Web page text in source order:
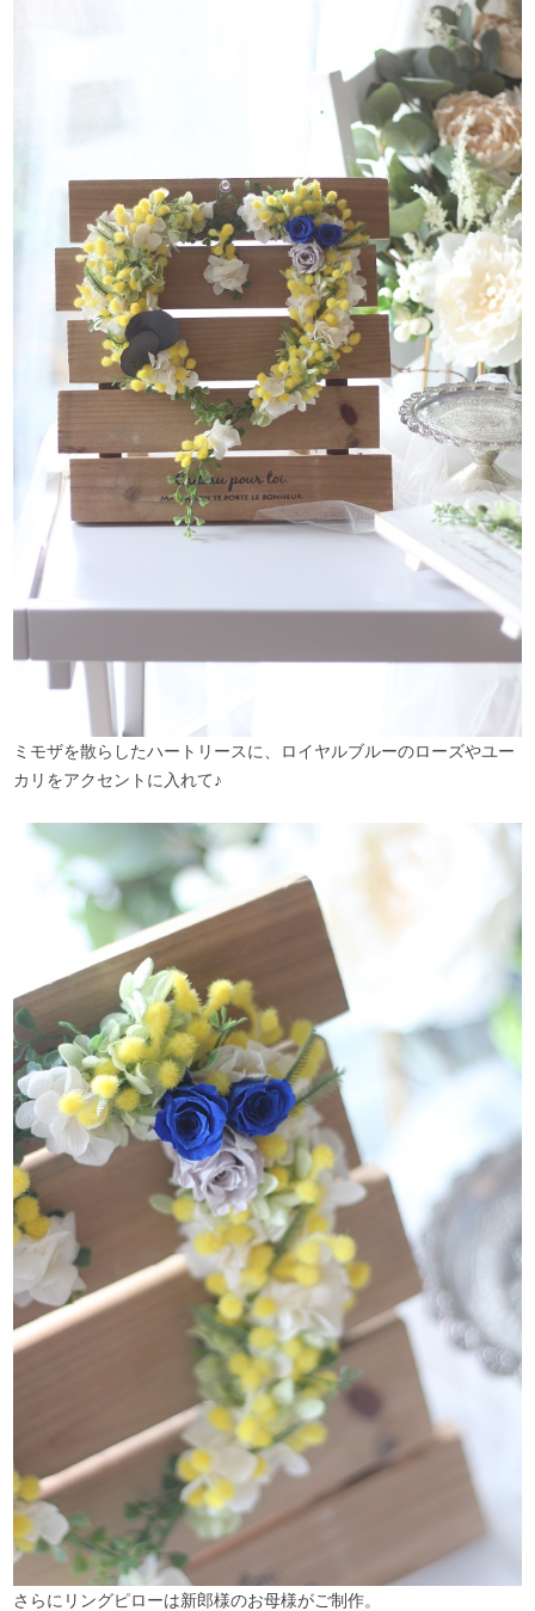
ミモザを散らしたハートリースに、ロイヤルブルーのローズやユー
カリをアクセントに入れて♪
さらにリングピローは新郎様のお母様がご制作。